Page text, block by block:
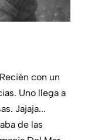
con un
Uno llega a
Jajaja...
de las